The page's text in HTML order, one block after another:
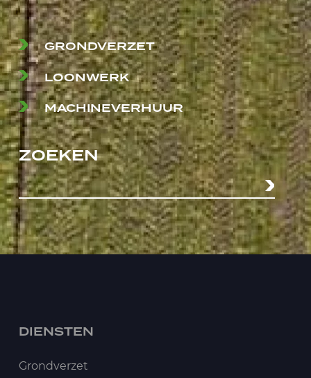
GRONDVERZET
LOONWERK
MACHINEVERHUUR
ZOEKEN
DIENSTEN
Grondverzet